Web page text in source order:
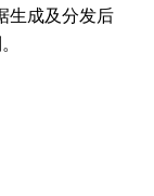
生成及分发后